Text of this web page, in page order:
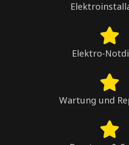
Elektro-
Wartung und